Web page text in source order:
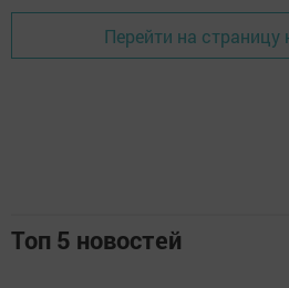
Перейти на страницу
Топ 5 новостей